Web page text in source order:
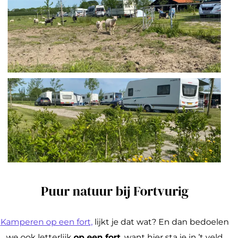
Puur natuur bij Fortvurig
Kamperen op een fort,lijkt je dat wat? En dan bedoelen